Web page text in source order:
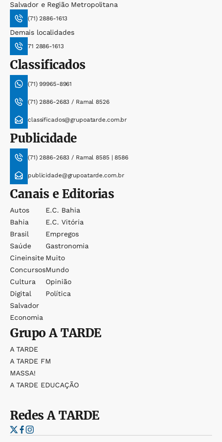
Salvador e Região Metropolitana
(71) 2886-1613
Demais localidades
71 2886-1613
Classificados
(71) 99965-8961
(71) 2886-2683 / Ramal 8526
classificados@grupoatarde.com.br
Publicidade
(71) 2886-2683 / Ramal 8585 | 8586
publicidade@grupoatarde.com.br
Canais e Editorias
Autos
Bahia
Brasil
Saúde
Cineinsite
Concursos
Cultura
Digital
Salvador
Economia
E.c. Bahia
E.c. Vitória
Empregos
Gastronomia
Muito
Mundo
Opinião
Política
GrupoA TARDE
A TARDE
A TARDE FM
MASSA!
A TARDE EDUCAÇÃO
RedesA TARDE